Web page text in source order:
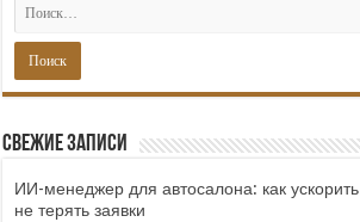
Свежие записи
ИИ-менеджер для автосалона: как
не терять заявки